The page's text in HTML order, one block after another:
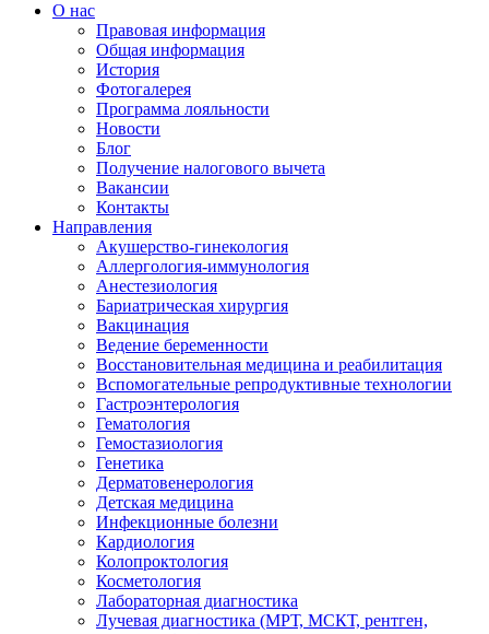
О нас
Правовая информация
Общая информация
История
Фотогалерея
Программа лояльности
Новости
Блог
Получение налогового вычета
Вакансии
Контакты
Направления
Акушерство-гинекология
Аллергология-иммунология
Анестезиология
Бариатрическая хирургия
Вакцинация
Ведение беременности
Восстановительная медицина и реабилитация
Вспомогательные репродуктивные технологии
Гастроэнтерология
Гематология
Гемостазиология
Генетика
Дерматовенерология
Детская медицина
Инфекционные болезни
Кардиология
Колопроктология
Косметология
Лабораторная диагностика
Лучевая диагностика (МРТ, МСКТ, рентген,